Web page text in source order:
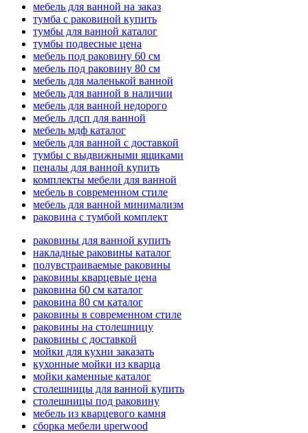
мебель для ванной на заказ
тумба с раковиной купить
тумбы для ванной каталог
тумбы подвесные цена
мебель под раковину 60 см
мебель под раковину 80 см
мебель для маленькой ванной
мебель для ванной в наличии
мебель для ванной недорого
мебель лдсп для ванной
мебель мдф каталог
мебель для ванной с доставкой
тумбы с выдвижными ящиками
пеналы для ванной купить
комплекты мебели для ванной
мебель в современном стиле
мебель для ванной минимализм
раковина с тумбой комплект
раковины для ванной купить
накладные раковины каталог
полувстраиваемые раковины
раковины кварцевые цена
раковина 60 см каталог
раковина 80 см каталог
раковины в современном стиле
раковины на столешницу
раковины с доставкой
мойки для кухни заказать
кухонные мойки из кварца
мойки каменные каталог
столешницы для ванной купить
столешницы под раковину
мебель из кварцевого камня
сборка мебели uperwood